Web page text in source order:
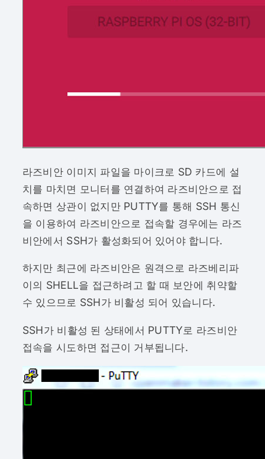
라즈비안 이미지 파일을 마이크로 SD 카드에 설
치를 마치면 모니터를 연결하여 라즈비안으로 접
속하면 상관이 없지만 PUTTY를 통해 SSH 통신
을 이용하여 라즈비안으로 접속할 경우에는 라즈
비안에서 SSH가 활성화되어 있어야 합니다.
하지만 최근에 라즈비안은 원격으로 라즈베리파
이의 SHELL을 접근하려고 할 때 보안에 취약할
수 있으므로 SSH가 비활성 되어 있습니다.
​SSH가 비활성 된 상태에서 PUTTY로 라즈비안
접속을 시도하면 접근이 거부됩니다.